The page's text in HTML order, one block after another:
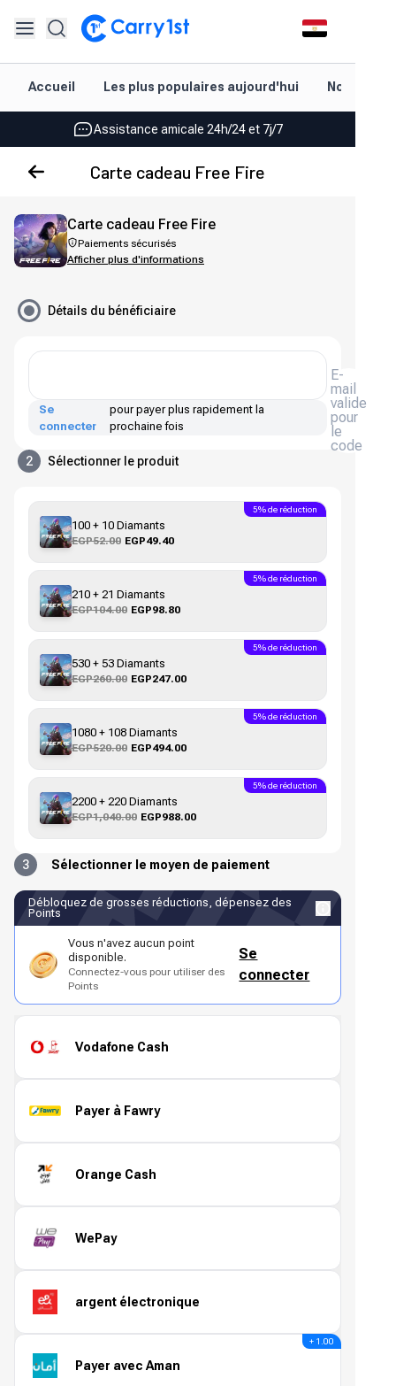
Accueil Les plus populaires aujourd'hui
Les meilleures offres pour vos meilleurs jeux
Assistance amicale 24h/24 et 7j/7
Noté 4,45 sur Google Play et l'App Store
Les meilleures offres pour vos meilleurs jeux
Noté 4,45 sur Google Play et l'App Store
Carte cadeau Free Fire
Carte cadeau Free Fire
Paiements sécurisés
Afficher plus d'informations
Détails du bénéficiaire
E-
mail
valide
pour
le
code
Se
connecter
pour payer plus rapidement la
prochaine fois
2 Sélectionner le produit
100 + 10 Diamants
EGP52.00 EGP49.40
5% de réduction
210 + 21 Diamants
EGP104.00 EGP98.80
5% de réduction
530 + 53 Diamants
EGP260.00 EGP247.00
5% de réduction
1080 + 108 Diamants
EGP520.00 EGP494.00
5% de réduction
2200 + 220 Diamants
EGP1,040.00 EGP988.00
5% de réduction
3 Sélectionner le moyen de paiement
Débloquez de grosses réductions, dépensez des
Points
Vous n'avez aucun point
disponible.
Connectez-vous pour utiliser des
Points
Se
connecter
Vodafone Cash
Payer à Fawry
Orange Cash
WePay
argent électronique
Payer avec Aman
+ 1.00